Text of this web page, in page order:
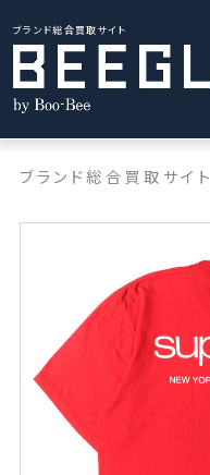
ブランド総合買取サイト
ブランド総合買取サイト